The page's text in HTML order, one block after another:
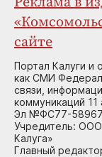
сайте
Портал Калуги и
как СМИ
связи,
коммуникаций 11
Эл №ФС77-58967
Учредитель: ООО
Калуга»
Главный